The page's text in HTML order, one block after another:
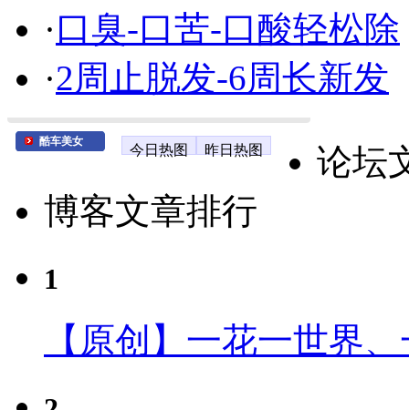
·口臭-口苦-口酸轻松除
·2周止脱发-6周长新发
酷车美女
今日热图 昨日热图
论坛
博客文章排行
1
【原创】一花一世界